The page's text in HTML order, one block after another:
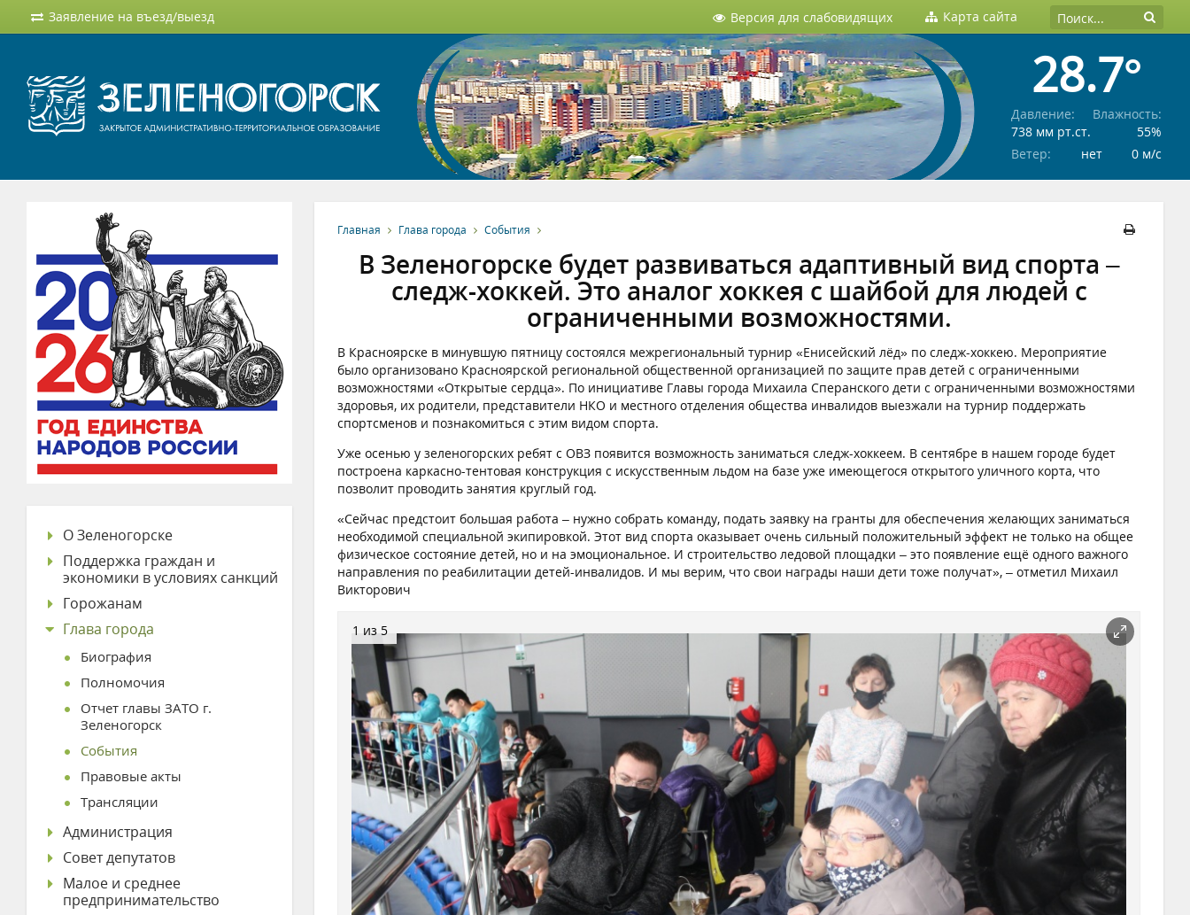
Заявление на въезд/выезд Версия для слабовидящих Карта сайта
28.7°
Давление:
738 мм рт.ст.
Влажность:
55%
Ветер:
нет 0 м/c
Главная Глава города События
В Зеленогорске будет развиваться адаптивный вид спорта –
следж-хоккей. Это аналог хоккея с шайбой для людей с
ограниченными возможностями.
В Красноярске в минувшую пятницу состоялся межрегиональный турнир «Енисейский лёд» по следж-хоккею. Мероприятие
было организовано Красноярской региональной общественной организацией по защите прав детей с ограниченными
возможностями «Открытые сердца». По инициативе Главы города Михаила Сперанского дети с ограниченными возможностями
здоровья, их родители, представители НКО и местного отделения общества инвалидов выезжали на турнир поддержать
спортсменов и познакомиться с этим видом спорта.
Уже осенью у зеленогорских ребят с ОВЗ появится возможность заниматься следж-хоккеем. В сентябре в нашем городе будет
построена каркасно-тентовая конструкция с искусственным льдом на базе уже имеющегося открытого уличного корта, что
позволит проводить занятия круглый год.
«Сейчас предстоит большая работа – нужно собрать команду, подать заявку на гранты для обеспечения желающих заниматься
необходимой специальной экипировкой. Этот вид спорта оказывает очень сильный положительный эффект не только на общее
физическое состояние детей, но и на эмоциональное. И строительство ледовой площадки – это появление ещё одного важного
направления по реабилитации детей-инвалидов. И мы верим, что свои награды наши дети тоже получат», – отметил Михаил
Викторович
1 из 5
О Зеленогорске
Поддержка граждан и
экономики в условиях санкций
Горожанам
Глава города
Биография
Полномочия
Отчет главы ЗАТО г.
Зеленогорск
События
Правовые акты
Трансляции
Администрация
Совет депутатов
Малое и среднее
предпринимательство